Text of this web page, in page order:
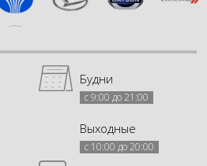
Будни
с 9:00 до 21:00
Выходные
с 10:00 до 20:00